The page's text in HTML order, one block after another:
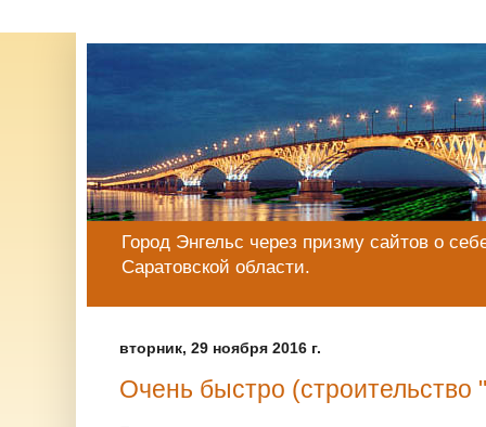
Город Энгельс через призму сайтов о
Саратовской области.
вторник, 29 ноября 2016 г.
Очень быстро (строительство